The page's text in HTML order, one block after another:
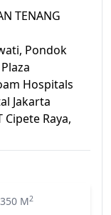
TENANG
Pondok
Hospitals
Jakarta
Cipete Raya,
350 M2